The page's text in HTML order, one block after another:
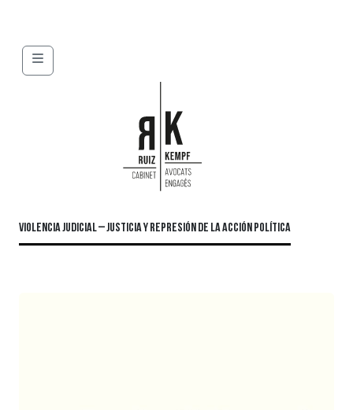
Menu
VIOLENCIA JUDICIAL – JUSTICIA Y REPRESIÓN DE LA ACCIÓN POLÍTICA